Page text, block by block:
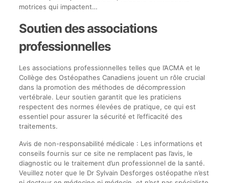
motrices qui impactent…
Soutien des associations
professionnelles
Les associations professionnelles telles que l’ACMA et le
Collège des Ostéopathes Canadiens jouent un rôle crucial
dans la promotion des méthodes de décompression
vertébrale. Leur soutien garantit que les praticiens
respectent des normes élevées de pratique, ce qui est
essentiel pour assurer la sécurité et l’efficacité des
traitements.
Avis de non-responsabilité médicale : Les informations et
conseils fournis sur ce site ne remplacent pas l’avis, le
diagnostic ou le traitement d’un professionnel de la santé.
Veuillez noter que le Dr Sylvain Desforges ostéopathe n’est